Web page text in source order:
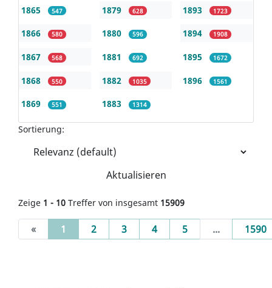
1865 547
1866 580
1867 568
1868 550
1869 551
1879 628
1880 596
1881 692
1882 1035
1883 1314
1893 1723
1894 1908
1895 1672
1896 1561
Sortierung:
Aktualisieren
Zeige 1 - 10 Treffer von insgesamt 15909
« 1 (current)
2 3 4 5 ... 1590